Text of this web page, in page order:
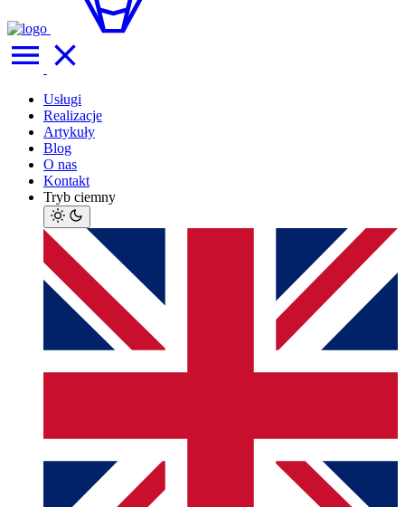
Usługi
Realizacje
Artykuły
Blog
O nas
Kontakt
Tryb ciemny